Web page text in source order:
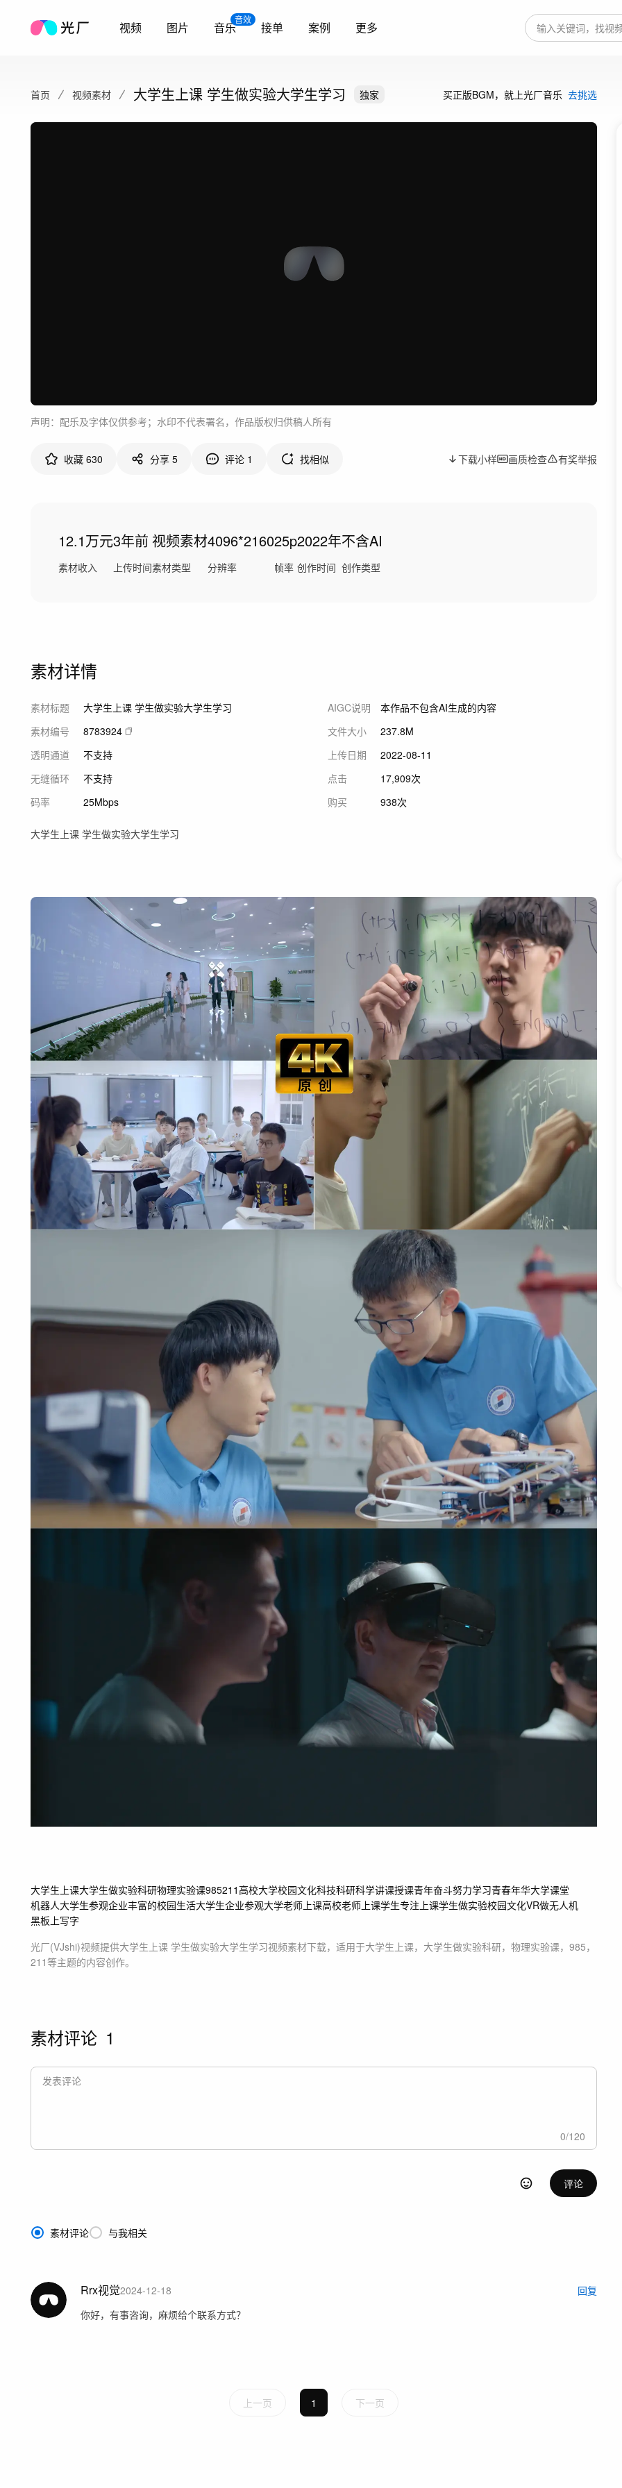
视频 图片
音效
音乐 接单 案例 更多
首页 视频素材 大学生上课 学生做实验大学生学习 独家 买正版BGM，就上光厂音乐 去挑选
声明：配乐及字体仅供参考；水印不代表署名，作品版权归供稿人所有
收藏 630 分享 5 评论 1 找相似 下载小样 画质检查 有奖举报
12.1万元
素材收入
3年前
上传时间
视频素材
素材类型
4096*2160
分辨率
25p
帧率
2022年
创作时间
不含AI
创作类型
素材详情
素材标题
大学生上课 学生做实验大学生学习
素材编号
8783924
透明通道
不支持
无缝循环
不支持
码率
25Mbps
AIGC说明
本作品不包含AI生成的内容
文件大小
237.8M
上传日期
2022-08-11
点击
17,909次
购买
938次
大学生上课 学生做实验大学生学习
大学生上课大学生做实验科研物理实验课985211高校大学校园文化科技科研科学讲课授课青年奋斗努力学习青春年华大学课堂
机器人大学生参观企业丰富的校园生活大学生企业参观大学老师上课高校老师上课学生专注上课学生做实验校园文化VR做无人机
黑板上写字
光厂(VJshi)视频提供大学生上课 学生做实验大学生学习视频素材下载，适用于大学生上课，大学生做实验科研，物理实验课，985，
211等主题的内容创作。
素材评论 1
0/120
评论
素材评论 与我相关
Rrx视觉2024-12-18
回复
你好，有事咨询，麻烦给个联系方式？
上一页 1 下一页